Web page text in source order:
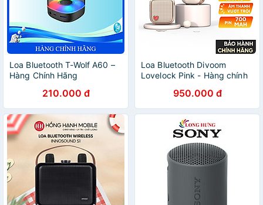
Loa Bluetooth T-Wolf A60 –
Hàng Chính Hãng
210.000 đ
Loa Bluetooth Divoom
Lovelock Pink - Hàng chính
950.000 đ